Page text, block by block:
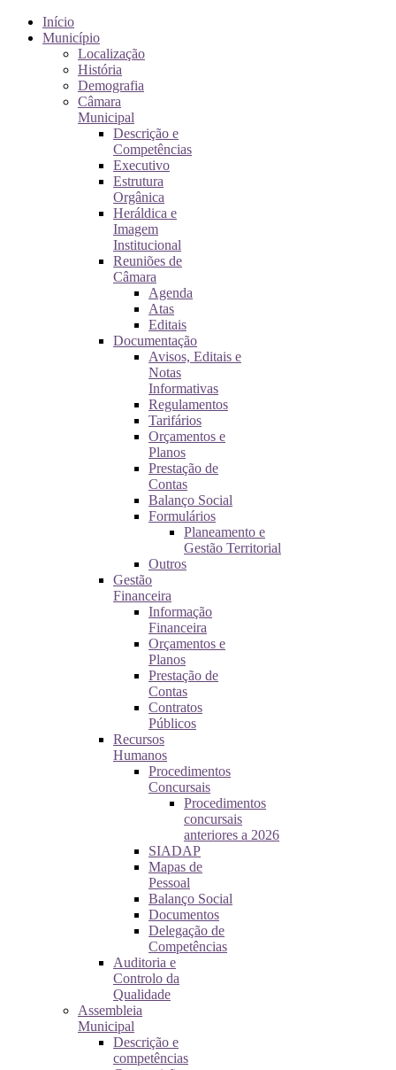
Início
Município
Localização
História
Demografia
Câmara
Municipal
Descrição e
Competências
Executivo
Estrutura
Orgânica
Heráldica e
Imagem
Institucional
Reuniões de
Câmara
Agenda
Atas
Editais
Documentação
Avisos, Editais e
Notas
Informativas
Regulamentos
Tarifários
Orçamentos e
Planos
Prestação de
Contas
Balanço Social
Formulários
Planeamento e
Gestão Territorial
Outros
Gestão
Financeira
Informação
Financeira
Orçamentos e
Planos
Prestação de
Contas
Contratos
Públicos
Recursos
Humanos
Procedimentos
Concursais
Procedimentos
concursais
anteriores a 2026
SIADAP
Mapas de
Pessoal
Balanço Social
Documentos
Delegação de
Competências
Auditoria e
Controlo da
Qualidade
Assembleia
Municipal
Descrição e
competências